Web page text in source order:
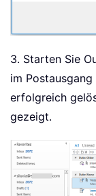
3. Starten Sie
im
erfolgreich
gezeigt.